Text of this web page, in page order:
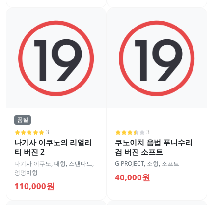
품절
3
나기사 이쿠노의 리얼리
티 버진 2
나기사 이쿠노,대형, 스탠다드,
엉덩이형
110,000원
3
쿠노이치 음법 푸니수리
검 버진 소프트
G PROJECT, 소형, 소프트
40,000원